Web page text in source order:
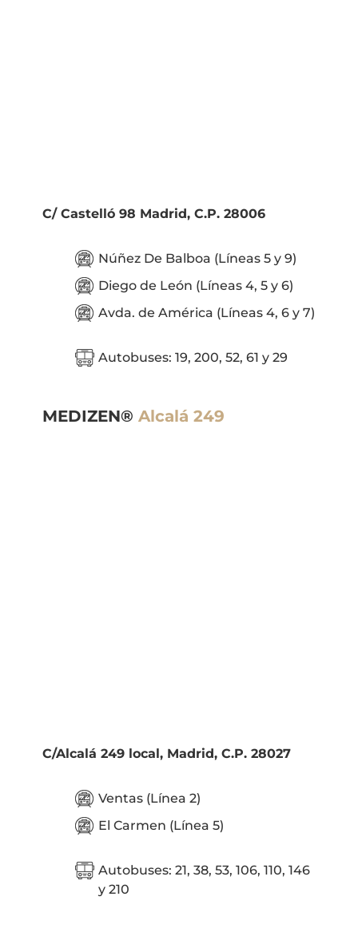
C/ Castelló 98 Madrid, C.P. 28006
Núñez De Balboa (Líneas 5 y 9)
Diego de León (Líneas 4, 5 y 6)
Avda. de América (Líneas 4, 6 y 7)
Autobuses: 19, 200, 52, 61 y 29
MEDIZEN®Alcalá 249
C/Alcalá 249 local, Madrid, C.P. 28027
Ventas (Línea 2)
El Carmen (Línea 5)
Autobuses: 21, 38, 53, 106, 110, 146
y 210